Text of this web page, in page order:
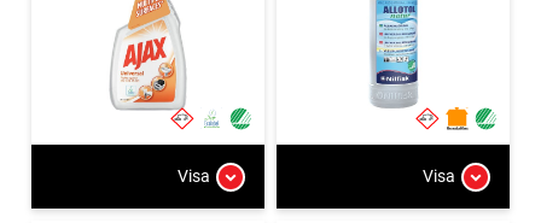
Visa Visa